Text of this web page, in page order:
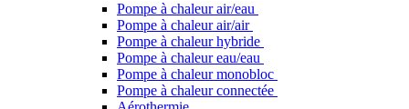
Pompe à chaleur air/eau
Pompe à chaleur air/air
Pompe à chaleur hybride
Pompe à chaleur​ eau/eau
Pompe à chaleur monobloc
Pompe à chaleur connectée